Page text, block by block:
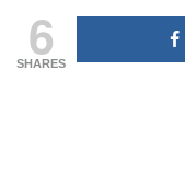
6
SHARES